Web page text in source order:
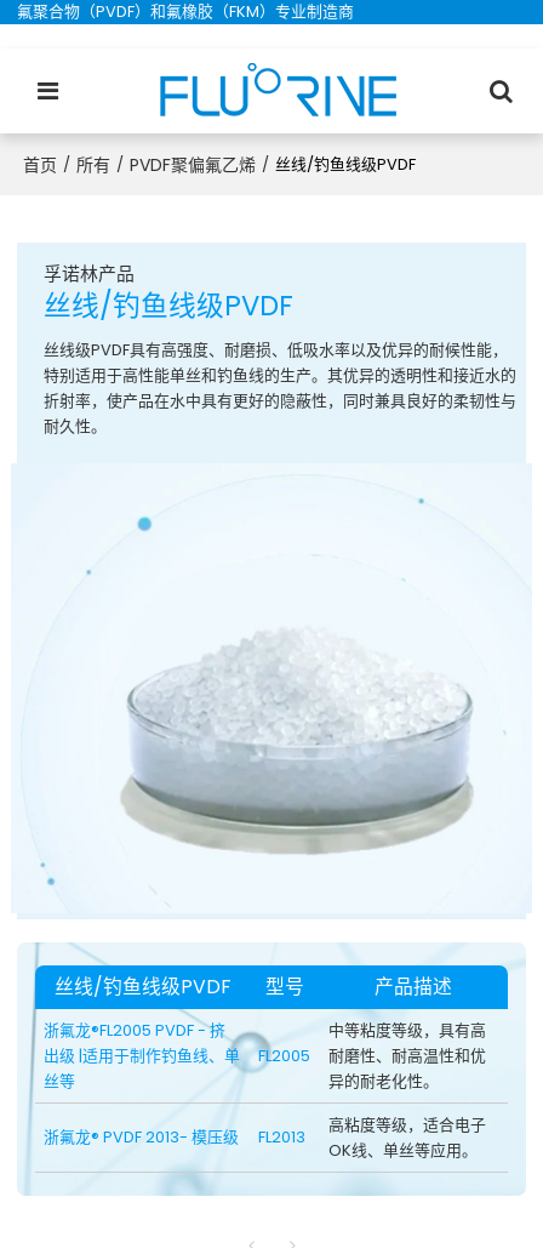
氟聚合物（PVDF）和氟橡胶（FKM）专业制造商
首页 / 所有 / PVDF聚偏氟乙烯 / 丝线/钓鱼线级PVDF
孚诺林产品
丝线/钓鱼线级PVDF
丝线级PVDF具有高强度、耐磨损、低吸水率以及优异的耐候性能，
特别适用于高性能单丝和钓鱼线的生产。其优异的透明性和接近水的
折射率，使产品在水中具有更好的隐蔽性，同时兼具良好的柔韧性与
耐久性。
丝线/钓鱼线级PVDF 型号 产品描述
浙氟龙®FL2005 PVDF - 挤
出级 |适用于制作钓鱼线、单
丝等
FL2005
中等粘度等级，具有高
耐磨性、耐高温性和优
异的耐老化性。
浙氟龙® PVDF 2013- 模压级 FL2013
高粘度等级，适合电子
OK线、单丝等应用。